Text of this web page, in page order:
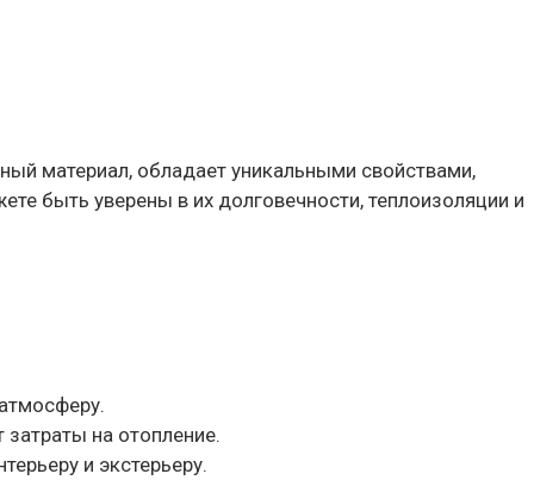
материал, обладает уникальными свойствами,
быть уверены в их долговечности, теплоизоляции и
на отопление.
и экстерьеру.